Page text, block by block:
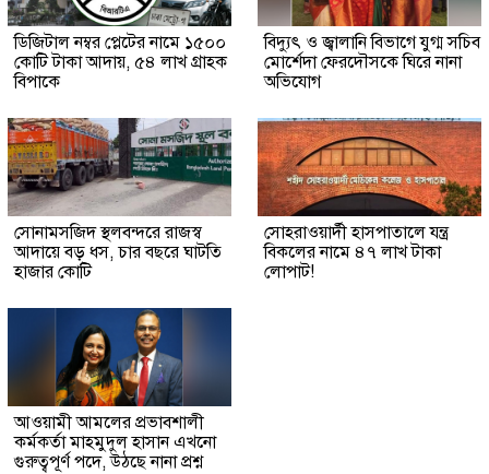
ডিজিটাল নম্বর প্লেটের নামে ১৫০০
কোটি টাকা আদায়, ৫৪ লাখ গ্রাহক
বিপাকে
বিদ্যুৎ ও জ্বালানি বিভাগে যুগ্ম সচিব
মোর্শেদা ফেরদৌসকে ঘিরে নানা
অভিযোগ
সোনামসজিদ স্থলবন্দরে রাজস্ব
আদায়ে বড় ধস, চার বছরে ঘাটতি
হাজার কোটি
সোহরাওয়ার্দী হাসপাতালে যন্ত্র
বিকলের নামে ৪৭ লাখ টাকা
লোপাট!
আওয়ামী আমলের প্রভাবশালী
কর্মকর্তা মাহমুদুল হাসান এখনো
গুরুত্বপূর্ণ পদে, উঠছে নানা প্রশ্ন